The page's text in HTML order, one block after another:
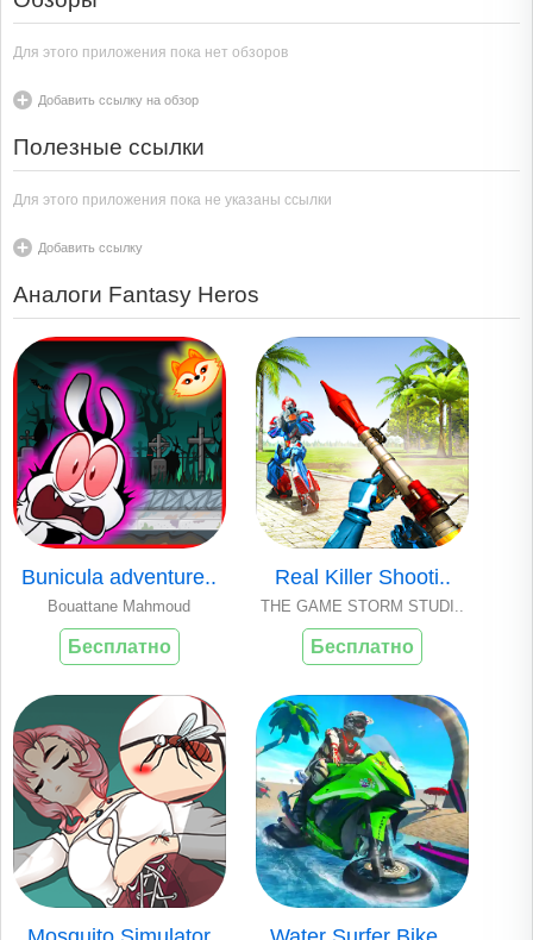
Для этого приложения пока нет обзоров
Добавить ссылку на обзор
Полезные ссылки
Для этого приложения пока не указаны ссылки
Добавить ссылку
Аналоги Fantasy Heros
Bunicula adventure..
Bouattane Mahmoud
Бесплатно
Real Killer Shooti..
THE GAME STORM STUDI..
Бесплатно